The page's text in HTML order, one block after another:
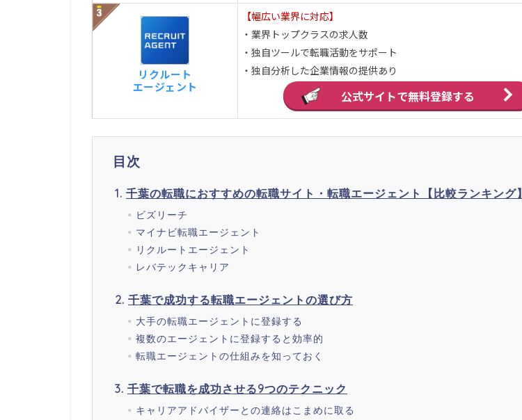
リクルート
エージェント
【幅広い業界に対応】
・業界トップクラスの求人数
・独自ツールで転職活動をサポート
・独自分析した企業情報の提供あり
公式サイトで無料登録する
目次
千葉の転職におすすめの転職サイト・転職エージェント【比較ランキング】
ビズリーチ
マイナビ転職エージェント
リクルートエージェント
レバテックキャリア
千葉で成功する転職エージェントの選び方
大手の転職エージェントに登録する
複数のエージェントに登録すると効率的
転職エージェントの仕組みを知っておく
千葉で転職を成功させる9つのテクニック
キャリアアドバイザーとの連絡はこまめに取る